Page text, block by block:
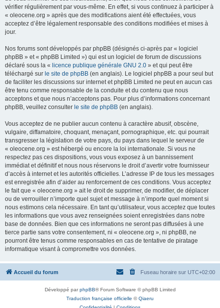
vérifier régulièrement par vous-même. En effet, si vous continuez à participer à
« oleocene.org » après que des modifications aient été effectuées, vous
acceptez d’être légalement responsable des conditions modifiées et mises à
jour.
Nos forums sont développés par phpBB (désignés ci-après par « logiciel
phpBB » et « phpBB Limited ») qui est un logiciel de forum de discussions
déclaré sous la « licence publique générale GNU 2.0 » et qui peut être
téléchargé sur le site de phpBB (en anglais). Le logiciel phpBB a pour seul but
de faciliter les discussions sur internet et phpBB Limited ne peut en aucun cas
être tenu comme responsable de la conduite et du contenu que nous
acceptons et que nous n’acceptons pas. Pour plus d’informations concernant
phpBB, veuillez consulter le site de phpBB (en anglais).
Vous acceptez de ne publier aucun contenu à caractère abusif, obscène,
vulgaire, diffamatoire, choquant, menaçant, pornographique, etc. qui pourrait
transgresser la législation de votre pays, du pays dans lequel le serveur de
« oleocene.org » est hébergé ou encore la loi internationale. Si vous ne
respectez pas ces dispositions, vous vous exposez à un bannissement
immédiat et définitif et nous nous réservons le droit d’avertir votre fournisseur
d’accès à internet et les autorités officielles. L’adresse IP de tous les messages
est enregistrée afin d’aider au renforcement de ces conditions. Vous acceptez
le fait que « oleocene.org » ait le droit de supprimer, de modifier, de déplacer
ou de verrouiller n’importe quel sujet et message à n’importe quel moment si
nous estimons cela nécessaire. En tant qu’utilisateur, vous acceptez que toutes
les informations que vous avez renseignées soient enregistrées dans notre
base de données. Bien que ces informations ne seront pas diffusées à une
tierce partie sans votre consentement, ni « oleocene.org », ni phpBB, ne
pourront être tenus comme responsables en cas de tentative de piratage
informatique visant à compromettre vos données.
Accueil du forum Fuseau horaire sur UTC+02:00
Développé parphpBB® Forum Software © phpBB Limited
Traduction française officielle ©Qiaeru